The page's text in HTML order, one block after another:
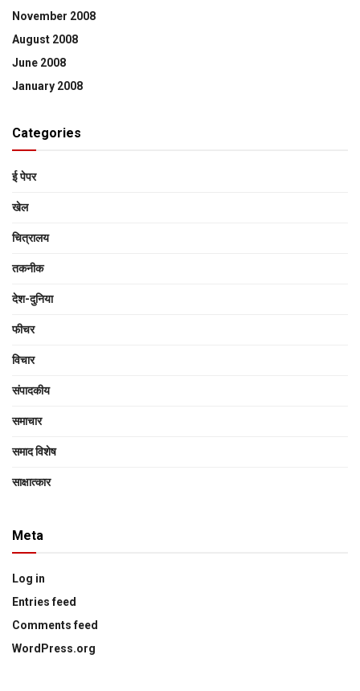
November 2008
August 2008
June 2008
January 2008
Categories
ई पेपर
खेल
चित्रालय
तकनीक
देश-दुनिया
फीचर
विचार
संपादकीय
समाचार
समाद विशेष
साक्षात्‍कार
Meta
Log in
Entries feed
Comments feed
WordPress.org